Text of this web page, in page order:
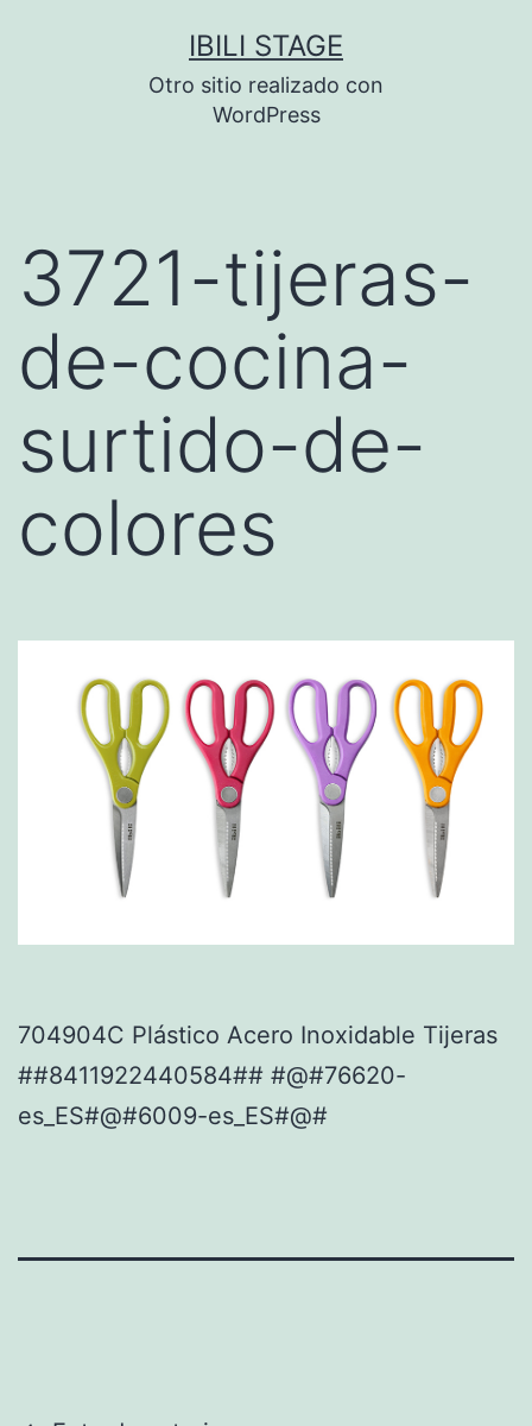
IBILI STAGE
Otro sitio realizado con
WordPress
3721-tijeras-
de-cocina-
surtido-de-
colores
704904C Plástico Acero Inoxidable Tijeras
##8411922440584## #@#76620-
es_ES#@#6009-es_ES#@#